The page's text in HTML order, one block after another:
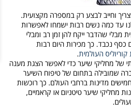
וחייב לבצע רק במספרה מקצועית.
עד כמה נשים רבות ישמחו לאפשרות
שהדבר ייקח להן זמן רב ומבלי
נכבד. כך מכירות היום רבות
העולמית.
של מחליקי שיער כדי לאפשר הצגת מענה
שמובילה בתחום של טיפוח השיער
מדינות ברחבי העולם. כך רוכשות
מחליקי שיער טיטניום או קראמיים,